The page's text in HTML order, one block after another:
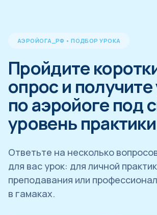
АЭРОЙОГА_РФ • ПОДБОР УРОКА
Пройдите
опрос и получите
по аэройоге под
уровень практики
Ответьте на несколько
для вас урок: для личной
преподавания или
в гамаках.